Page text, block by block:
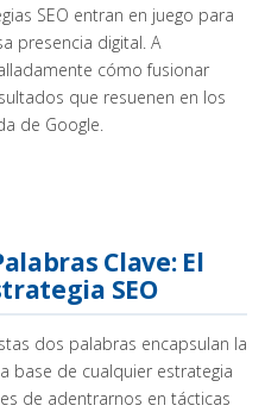
SEO entran en juego para
presencia digital. A
cómo fusionar
que resuenen en los
de Google.
Clave: El
SEO
dos palabras encapsulan la
base de cualquier estrategia
de adentrarnos en tácticas